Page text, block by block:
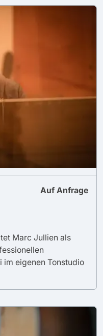
Auf Anfrage
Marc Jullien als
im eigenen Tonstudio